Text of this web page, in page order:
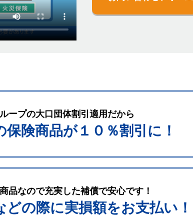
ープの大口団体割引適用だから
保険商品が１０％割引に！
品なので充実した補償で安心です！
どの際に実損額をお支払い！